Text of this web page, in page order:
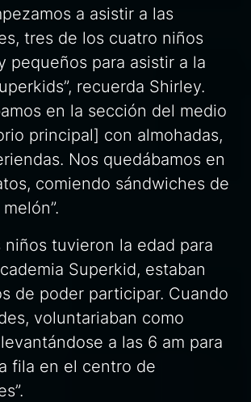
a asistir a las
tres de los cuatro niños
pequeños para asistir a la
”, recuerda Shirley.
en la sección del medio
principal] con almohadas,
Nos quedábamos en
comiendo sándwiches de
niños tuvieron la edad para
Superkid, estaban
de poder participar. Cuando
voluntariaban como
a las 6 am para
fila en el centro de